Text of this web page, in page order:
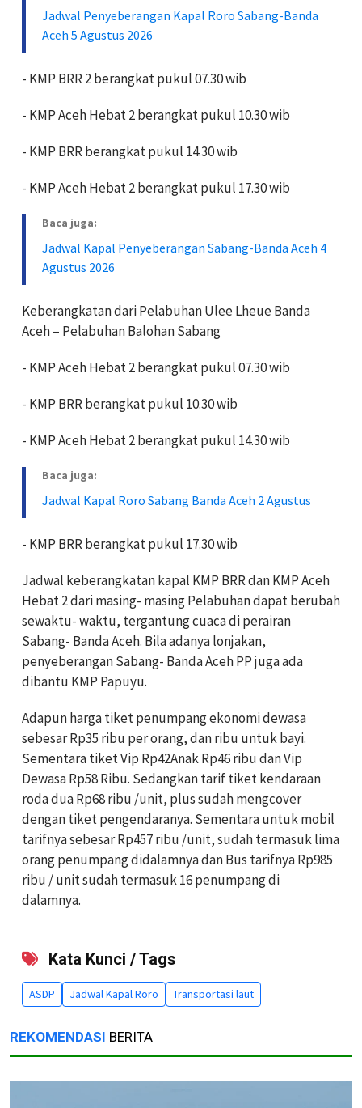
Jadwal Penyeberangan Kapal Roro Sabang-Banda
Aceh 5 Agustus 2026
- KMP BRR 2 berangkat pukul 07.30 wib
- KMP Aceh Hebat 2 berangkat pukul 10.30 wib
- KMP BRR berangkat pukul 14.30 wib
- KMP Aceh Hebat 2 berangkat pukul 17.30 wib
Baca juga:
Jadwal Kapal Penyeberangan Sabang-Banda Aceh 4
Agustus 2026
Keberangkatan dari Pelabuhan Ulee Lheue Banda
Aceh – Pelabuhan Balohan Sabang
- KMP Aceh Hebat 2 berangkat pukul 07.30 wib
- KMP BRR berangkat pukul 10.30 wib
- KMP Aceh Hebat 2 berangkat pukul 14.30 wib
Baca juga:
Jadwal Kapal Roro Sabang Banda Aceh 2 Agustus
- KMP BRR berangkat pukul 17.30 wib
Jadwal keberangkatan kapal KMP BRR dan KMP Aceh
Hebat 2 dari masing- masing Pelabuhan dapat berubah
sewaktu- waktu, tergantung cuaca di perairan
Sabang- Banda Aceh. Bila adanya lonjakan,
penyeberangan Sabang- Banda Aceh PP juga ada
dibantu KMP Papuyu.
Adapun harga tiket penumpang ekonomi dewasa
sebesar Rp35 ribu per orang, dan ribu untuk bayi.
Sementara tiket Vip Rp42Anak Rp46 ribu dan Vip
Dewasa Rp58 Ribu. Sedangkan tarif tiket kendaraan
roda dua Rp68 ribu /unit, plus sudah mengcover
dengan tiket pengendaranya. Sementara untuk mobil
tarifnya sebesar Rp457 ribu /unit, sudah termasuk lima
orang penumpang didalamnya dan Bus tarifnya Rp985
ribu / unit sudah termasuk 16 penumpang di
dalamnya.
Kata Kunci / Tags
ASDP Jadwal Kapal Roro Transportasi laut
REKOMENDASI BERITA